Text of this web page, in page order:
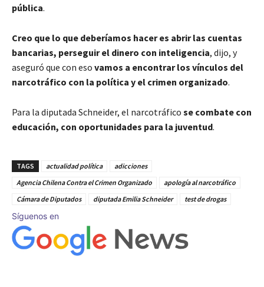
pública.
Creo que lo que deberíamos hacer es abrir las cuentas
bancarias, perseguir el dinero con inteligencia, dijo, y
aseguró que con eso vamos a encontrar los vínculos del
narcotráfico con la política y el crimen organizado.
Para la diputada Schneider, el narcotráfico se combate con
educación, con oportunidades para la juventud.
TAGS actualidad política
adicciones
Agencia Chilena Contra el Crimen Organizado
apología al narcotráfico
Cámara de Diputados
diputada Emilia Schneider test de drogas
Síguenos en